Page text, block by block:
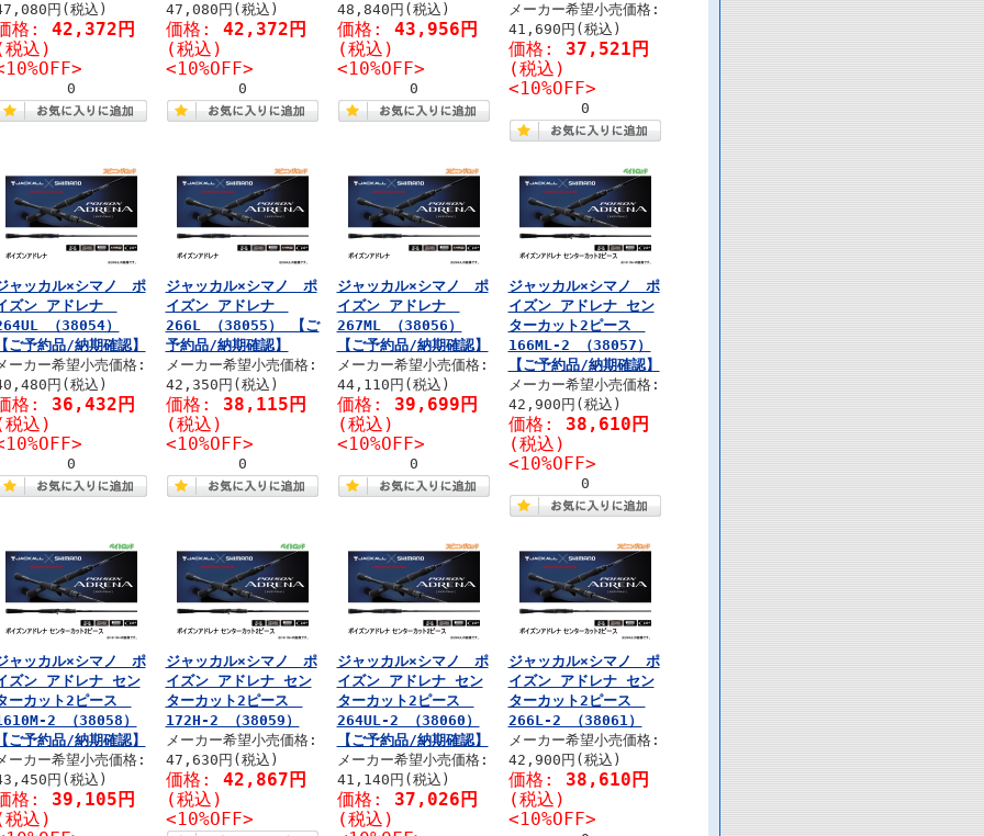
円(税込)
格: 42,372円
込)
0
47,080円(税込)
価格: 42,372円
(税込)
<10%OFF>
0
48,840円(税込)
価格: 43,956円
(税込)
<10%OFF>
0
メーカー希望小売価格:
41,690円(税込)
価格: 37,521円
(税込)
<10%OFF>
0
ャッカル×シマノ ポ
ズン アドレナ
（38054）
ご予約品/納期確認】
ーカー希望小売価格:
円(税込)
格: 36,432円
込)
0
ジャッカル×シマノ ポ
イズン アドレナ
266L （38055） 【ご
予約品/納期確認】
メーカー希望小売価格:
42,350円(税込)
価格: 38,115円
(税込)
<10%OFF>
0
ジャッカル×シマノ ポ
イズン アドレナ
267ML （38056）
【ご予約品/納期確認】
メーカー希望小売価格:
44,110円(税込)
価格: 39,699円
(税込)
<10%OFF>
0
ジャッカル×シマノ ポ
イズン アドレナ セン
ターカット2ピース
166ML-2 （38057）
【ご予約品/納期確認】
メーカー希望小売価格:
42,900円(税込)
価格: 38,610円
(税込)
<10%OFF>
0
ャッカル×シマノ ポ
ズン アドレナ セン
ーカット2ピース
2 （38058）
ご予約品/納期確認】
ーカー希望小売価格:
円(税込)
格: 39,105円
込)
ジャッカル×シマノ ポ
イズン アドレナ セン
ターカット2ピース
172H-2 （38059）
メーカー希望小売価格:
47,630円(税込)
価格: 42,867円
(税込)
<10%OFF>
ジャッカル×シマノ ポ
イズン アドレナ セン
ターカット2ピース
264UL-2 （38060）
【ご予約品/納期確認】
メーカー希望小売価格:
41,140円(税込)
価格: 37,026円
(税込)
ジャッカル×シマノ ポ
イズン アドレナ セン
ターカット2ピース
266L-2 （38061）
メーカー希望小売価格:
42,900円(税込)
価格: 38,610円
(税込)
<10%OFF>